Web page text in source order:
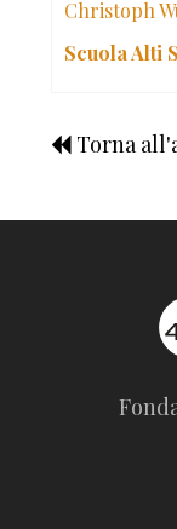
Christoph
Scuola Alti
Torna